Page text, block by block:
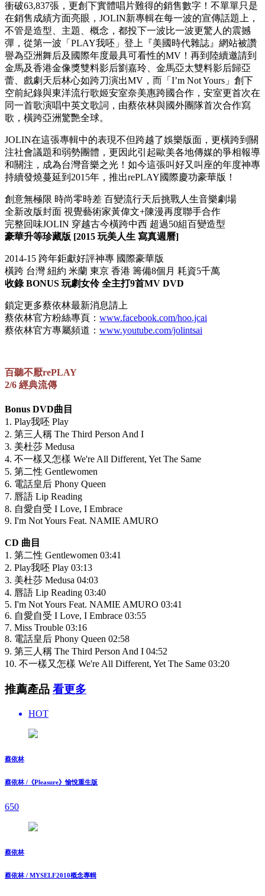
衝破63,837張，更創下實體唱片難得的銷售數字！不單單只是
在銷售成績方面亮眼，JOLIN新專輯在每一波的宣傳話題上，
不管是造型、主題、概念，都投下一波比一波更驚人的震撼
彈，從第一波「PLAY我呸」登上『美國時代雜誌』網站被讚
譽為亞洲舞后及國際年度最具可看性的MV！再到陸續邀請到
金馬及香港金像獎雙料影后劉嘉玲、金馬亞太雙料影后歸亞
蕾、戲劇天后林心如跨刀演出MV，而「I’m Not Yours」創下
空前紀錄與東洋流行歌姬安室奈美惠跨國合作，安室更首次在
同一首歌演唱中英文歌詞，由蔡依林與國外團隊首次合作寫
歌，橫跨亞洲驚艷全球。
JOLIN在這張專輯中的表現不但跨越了娛樂版面，更橫跨到關
注社會議題和弱勢團體，更因此引起歐美各地傳媒的爭相報導
和關注，成為台灣音樂之光！如今這張叫好又叫座的年度神專
持續發燒蔓延到2015年，推出rePLAY國際慶功豪華版！
創意無極限 時尚零時差 百變流行天后挑戰人生音樂劇場
全新改版封面 視覺藝術家黃偉文+陳漫再度聯手合作
完整回味JOLIN 穿越古今橫跨中西 超過50組百變造型
豪華升等珍藏版 [2015 玩美人生 寫真週曆]
2014-15 跨年鉅獻好評神專 國際豪華版
橫跨 台灣 紐約 米蘭 東京 香港 籌備8個月 耗資5千萬
收錄 BONUS 玩劇女伶 全主打9首MV DVD
鎖定更多蔡依林最新消息請上
蔡依林官方粉絲專頁： www.facebook.com/hoo.jcai
蔡依林官方專屬頻道： www.youtube.com/jolintsai
百聽不厭rePLAY
2/6 經典流傳
Bonus DVD曲目
1. Play我呸 Play
2. 第三人稱 The Third Person And I
3. 美杜莎 Medusa
4. 不一樣又怎樣 We're All Different, Yet The Same
5. 第二性 Gentlewomen
6. 電話皇后 Phony Queen
7. 唇語 Lip Reading
8. 自愛自受 I Love, I Embrace
9. I'm Not Yours Feat. NAMIE AMURO
CD 曲目
1. 第二性 Gentlewomen 03:41
2. Play我呸 Play 03:13
3. 美杜莎 Medusa 04:03
4. 唇語 Lip Reading 03:40
5. I'm Not Yours Feat. NAMIE AMURO 03:41
6. 自愛自受 I Love, I Embrace 03:55
7. Miss Trouble 03:16
8. 電話皇后 Phony Queen 02:58
9. 第三人稱 The Third Person And I 04:52
10. 不一樣又怎樣 We're All Different, Yet The Same 03:20
推薦產品 看更多
HOT
蔡依林
蔡依林 /《Pleasure》愉悅重生版
650
蔡依林
蔡依林 / MYSELF2010概念專輯